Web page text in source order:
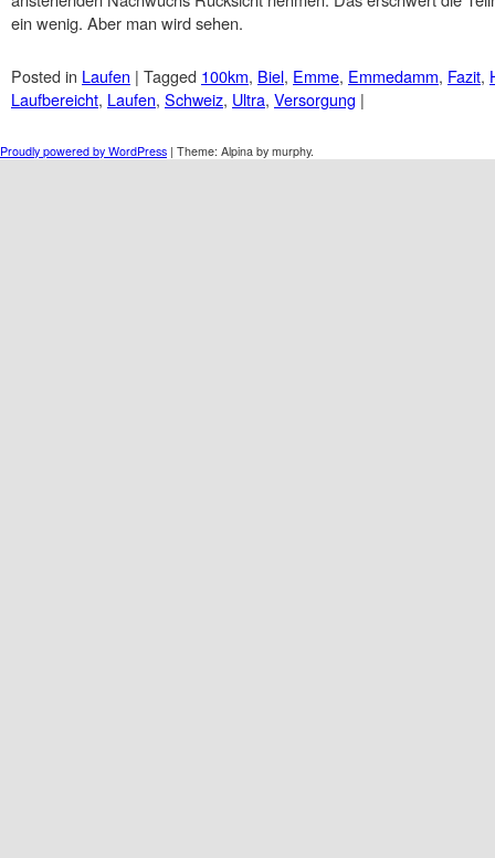
ein wenig. Aber man wird sehen.
Posted in Laufen | Tagged 100km, Biel, Emme, Emmedamm, Fazit,
Laufbereicht, Laufen, Schweiz, Ultra, Versorgung |
Proudly powered by WordPress | Theme: Alpina by murphy.